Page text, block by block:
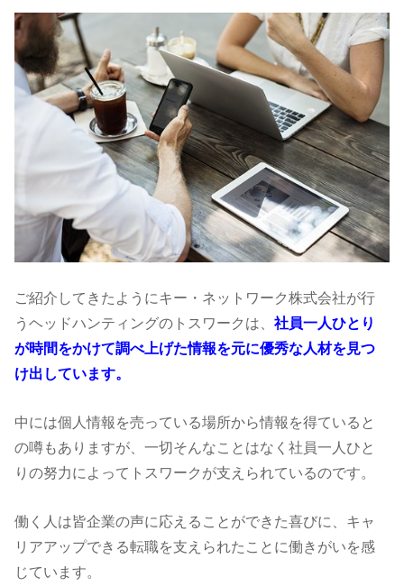
ご紹介してきたようにキー・ネットワーク株式会社が行
うヘッドハンティングのトスワークは、社員一人ひとり
が時間をかけて調べ上げた情報を元に優秀な人材を見つ
け出しています。
中には個人情報を売っている場所から情報を得ていると
の噂もありますが、一切そんなことはなく社員一人ひと
りの努力によってトスワークが支えられているのです。
働く人は皆企業の声に応えることができた喜びに、キャ
リアアップできる転職を支えられたことに働きがいを感
じています。